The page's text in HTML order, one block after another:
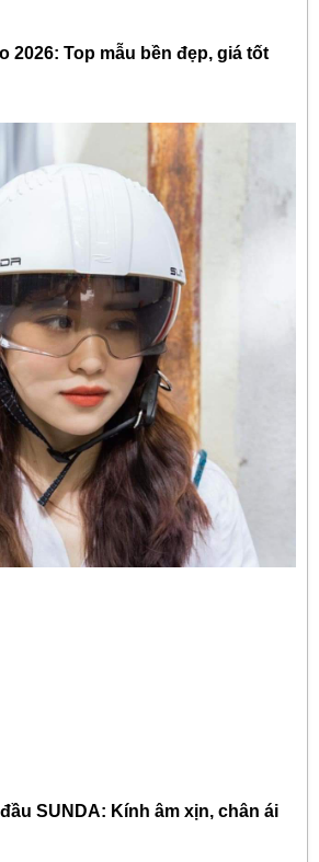
2026: Top mẫu bền đẹp, giá tốt
SUNDA: Kính âm xịn, chân ái